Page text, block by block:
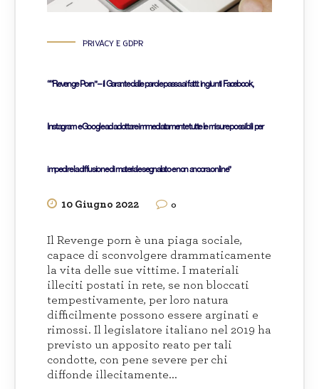
PRIVACY E GDPR
““Revenge Porn” – il Garante dalle parole passa ai fatti: ingiunti Facebook,
Instagram e Google ad adottare immediatamente tutte le misure possibili per
impedire la diffusione di materiale segnalato e non ancora online”
10 Giugno 2022 0
Il Revenge porn è una piaga sociale,
capace di sconvolgere drammaticamente
la vita delle sue vittime. I materiali
illeciti postati in rete, se non bloccati
tempestivamente, per loro natura
difficilmente possono essere arginati e
rimossi. Il legislatore italiano nel 2019 ha
previsto un apposito reato per tali
condotte, con pene severe per chi
diffonde illecitamente...